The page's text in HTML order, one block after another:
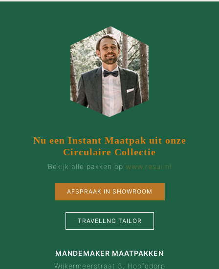
Nu een Instant Maatpak uit onze
Circulaire Collectie
Bekijk alle pakken op www.resui.nl
AFSPRAAK IN SHOWROOM
TRAVELLNG TAILOR
MANDEMAKER MAATPAKKEN
Wijkermeerstraat 3, Hoofddorp